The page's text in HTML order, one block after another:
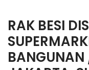
RAK BESI
BANGUNAN